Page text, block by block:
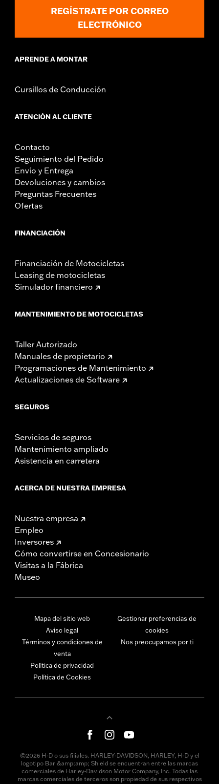
REGÍSTRATE POR CORREO
ELECTRÓNICO
APRENDE A MONTAR
Cursillos de Conducción
ATENCIÓN AL CLIENTE
Contacto
Seguimiento del Pedido
Envío y Entrega
Devoluciones y cambios
Preguntas Frecuentes
Ofertas
FINANCIACIÓN
Financiación de Motocicletas
Leasing de motocicletas
Simulador financiero
MANTENIMIENTO DE MOTOCICLETAS
Taller Autorizado
Manuales de propietario
Programaciones de Mantenimiento
Actualizaciones de Software
SEGUROS
Servicios de seguros
Mantenimiento ampliado
Asistencia en carretera
ACERCA DE NUESTRA EMPRESA
Nuestra empresa
Empleo
Inversores
Cómo convertirse en Concesionario
Visitas a la Fábrica
Museo
Mapa del sitio web
Aviso legal
Términos y condiciones de
venta
Política de privacidad
Política de Cookies
Gestionar preferencias de
cookies
Nos preocupamos por ti
©2026 H-D o sus filiales. HARLEY-DAVIDSON, HARLEY, H-D y el
logotipo Bar &amp;amp; Shield se encuentran entre las marcas
comerciales de Harley-Davidson Motor Company, Inc. Todas las
marcas comerciales de terceros son propiedad de sus respectivos